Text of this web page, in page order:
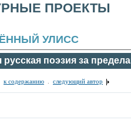
ПРОЕКТЫ
УЛИСС
поэзия за
к содержанию следующий автор